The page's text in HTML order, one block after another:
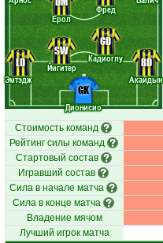
Дионисио
Эмтэдж
Йигитер
Кадиоглу
Акайдын
Ерол
Фред
GK
LD
SW
CD
RD
Стоимость команд
Рейтинг силы команд
Стартовый состав
Игравший состав
Сила в начале матча
Сила в конце матча
Владение мячом
Лучший игрок матча